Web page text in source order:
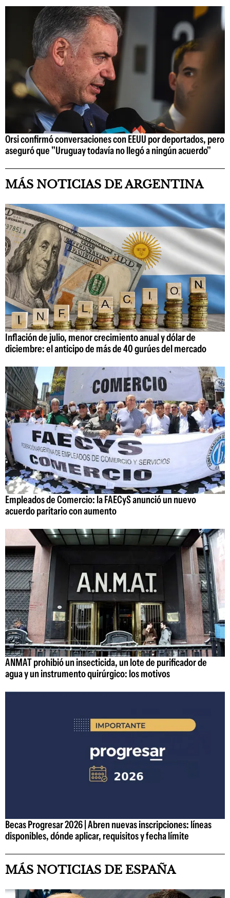
Orsi confirmó conversaciones con EEUU por deportados, pero
aseguró que "Uruguay todavía no llegó a ningún acuerdo"
MÁS NOTICIAS DE ARGENTINA
Inflación de julio, menor crecimiento anual y dólar de
diciembre: el anticipo de más de 40 gurúes del mercado
Empleados de Comercio: la FAECyS anunció un nuevo
acuerdo paritario con aumento
ANMAT prohibió un insecticida, un lote de purificador de
agua y un instrumento quirúrgico: los motivos
Becas Progresar 2026 | Abren nuevas inscripciones: líneas
disponibles, dónde aplicar, requisitos y fecha límite
MÁS NOTICIAS DE ESPAÑA